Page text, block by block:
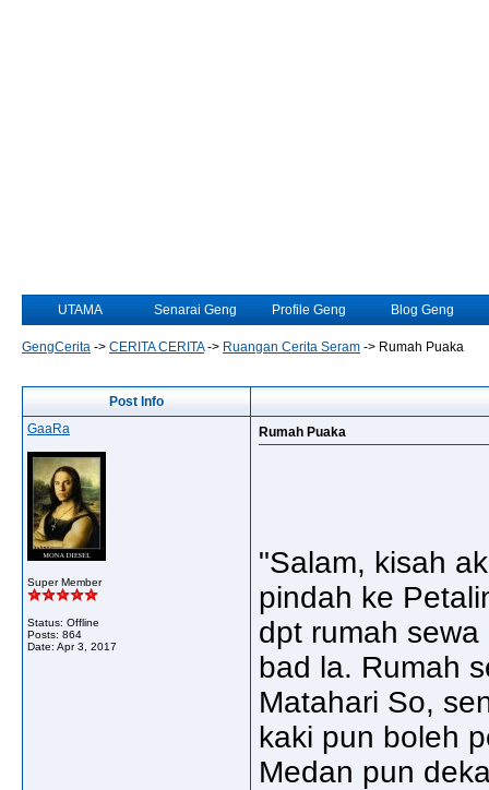
UTAMA Senarai Geng Profile Geng Blog Geng
GengCerita -> CERITA CERITA-> Ruangan Cerita Seram -> Rumah Puaka
Post Info
GaaRa
Super Member
Status: Offline
Posts: 864
Date: Apr 3, 2017
Rumah Puaka
"Salam, kisah
pindah ke
dpt rumah
bad la. Rumah
Matahari So,
kaki pun boleh
Medan pun